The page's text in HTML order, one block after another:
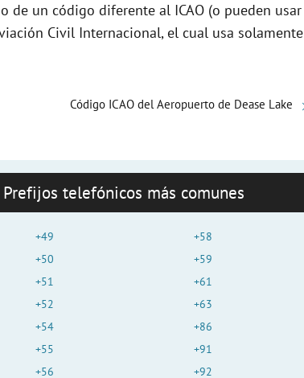
de un código diferente al ICAO (o pueden usar
Civil Internacional, el cual usa solamente
Código ICAO del Aeropuerto de Dease Lake
Prefijos telefónicos más comunes
+49
+50
+51
+52
+54
+55
+56
+58
+59
+61
+63
+86
+91
+92